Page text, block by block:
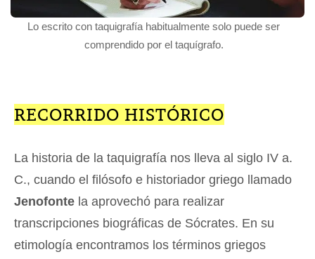
Lo escrito con taquigrafía habitualmente solo puede ser
comprendido por el taquígrafo.
RECORRIDO HISTÓRICO
La historia de la taquigrafía nos lleva al siglo IV a.
C., cuando el filósofo e historiador griego llamado
Jenofonte la aprovechó para realizar
transcripciones biográficas de Sócrates. En su
etimología encontramos los términos griegos